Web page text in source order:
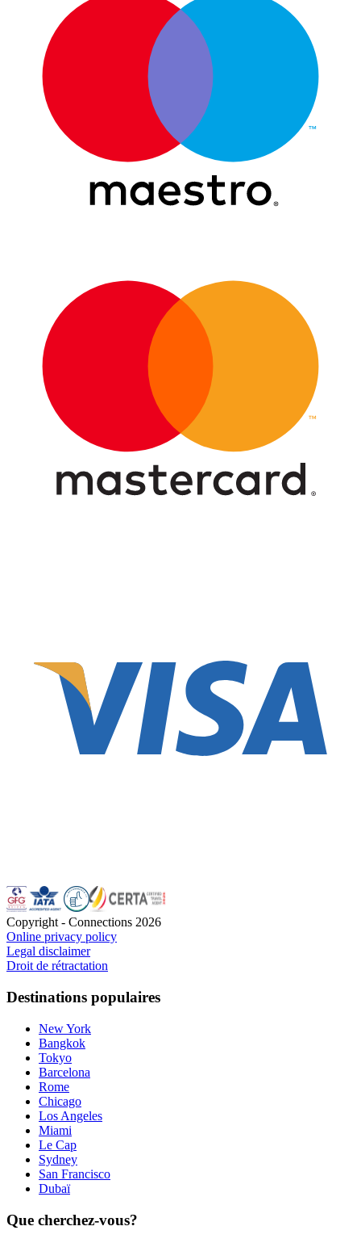
Copyright - Connections 2026
Online privacy policy
Legal disclaimer
Droit de rétractation
Destinations populaires
New York
Bangkok
Tokyo
Barcelona
Rome
Chicago
Los Angeles
Miami
Le Cap
Sydney
San Francisco
Dubaï
Que cherchez-vous?